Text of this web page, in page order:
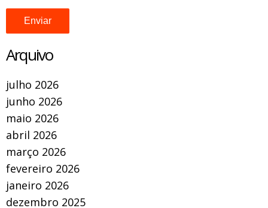
Arquivo
julho 2026
junho 2026
maio 2026
abril 2026
março 2026
fevereiro 2026
janeiro 2026
dezembro 2025